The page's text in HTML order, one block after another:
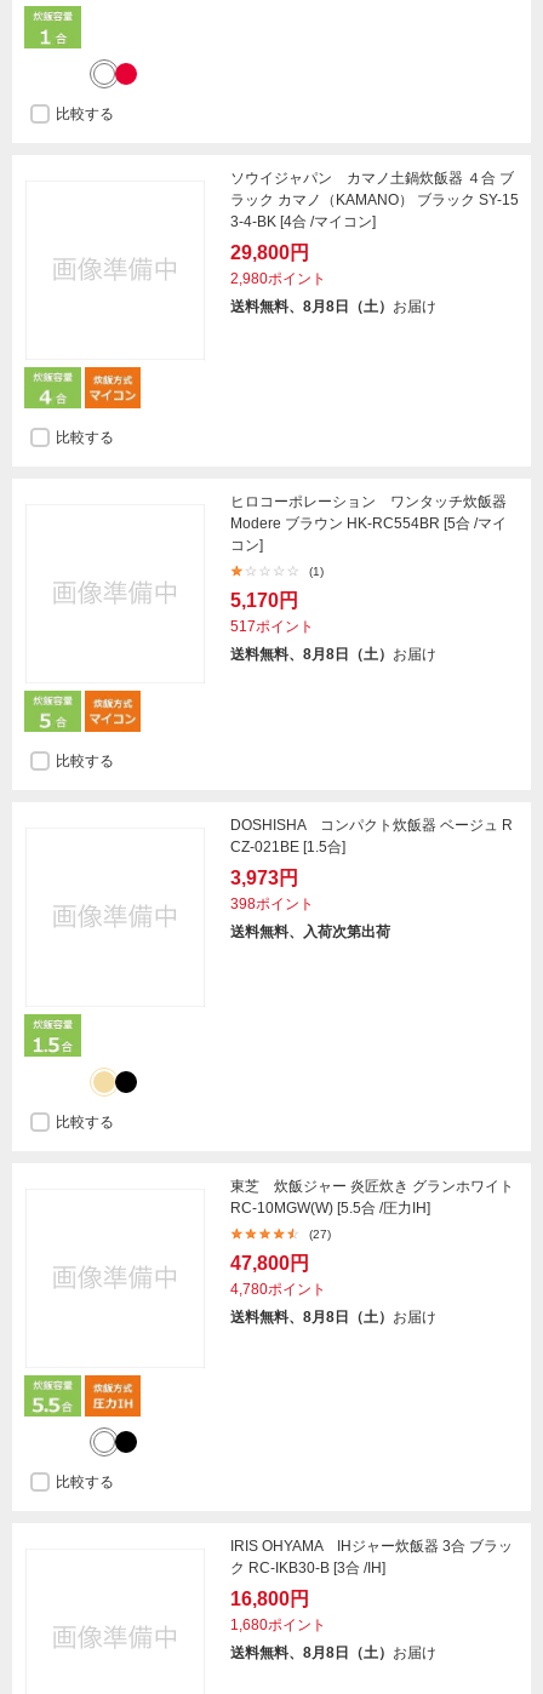
比較する
ソウイジャパン カマノ土鍋炊飯器 ４合 ブ
ラック カマノ（KAMANO） ブラック SY-15
3-4-BK [4合 /マイコン]
29,800円
2,980ポイント
送料無料、8月8日（土） お届け
比較する
ヒロコーポレーション ワンタッチ炊飯器
Modere ブラウン HK-RC554BR [5合 /マイ
コン]
(1)
5,170円
517ポイント
送料無料、8月8日（土） お届け
比較する
DOSHISHA コンパクト炊飯器 ベージュ R
CZ-021BE [1.5合]
3,973円
398ポイント
送料無料、入荷次第出荷
比較する
東芝 炊飯ジャー 炎匠炊き グランホワイト
RC-10MGW(W) [5.5合 /圧力IH]
(27)
47,800円
4,780ポイント
送料無料、8月8日（土） お届け
比較する
IRIS OHYAMA IHジャー炊飯器 3合 ブラッ
ク RC-IKB30-B [3合 /IH]
16,800円
1,680ポイント
送料無料、8月8日（土） お届け